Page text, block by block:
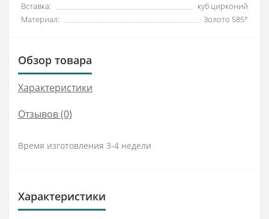
Вставка:
куб цирконий
Материал:
Золото 585°
Обзор товара
Характеристики
Отзывов (0)
Время изготовления 3-4 недели
Характеристики